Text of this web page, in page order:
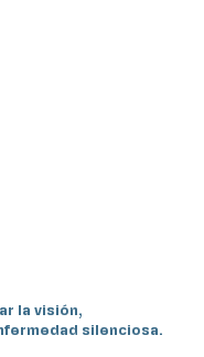
la visión,
silenciosa.